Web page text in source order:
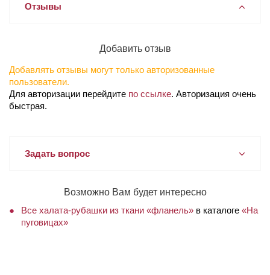
Отзывы
Добавить отзыв
Добавлять отзывы могут только авторизованные
пользователи.
Для авторизации перейдите по ссылке. Авторизация очень
быстрая.
Задать вопрос
Возможно Вам будет интересно
Все халата-рубашки из ткани «фланель» в каталоге «На
пуговицах»